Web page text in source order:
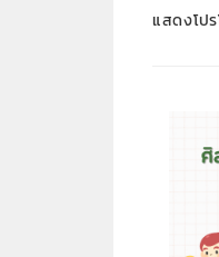
แสดงโป